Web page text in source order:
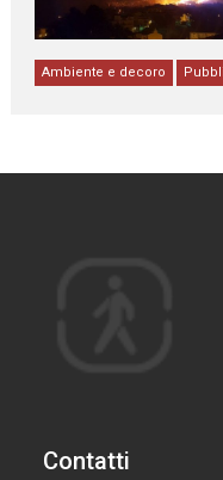
Ambiente e decoro
Contatti